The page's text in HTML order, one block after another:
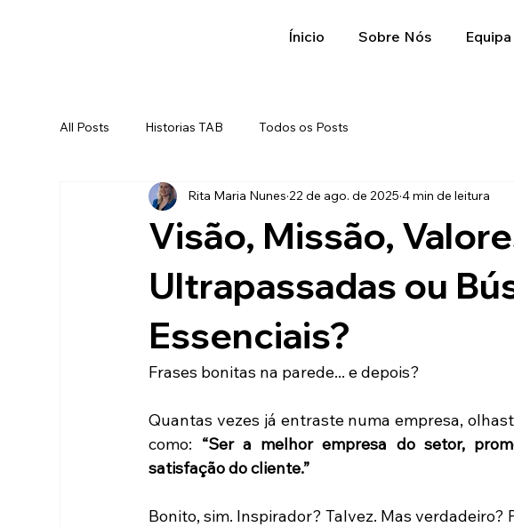
Ínicio Sobre Nós
All Posts Historias TAB Todos os Posts
Visão, Missão,
Ultrapassadas ou
Essenciais?
Rita Maria Nunes 22 de ago. de 2025 4 min de leitura
Frases bonitas na parede... e depois?
Quantas vezes já entraste numa empresa,
como: “Ser a melhor empresa do setor,
satisfação do cliente.”
Bonito, sim. Inspirador? Talvez. Mas verdadeiro?